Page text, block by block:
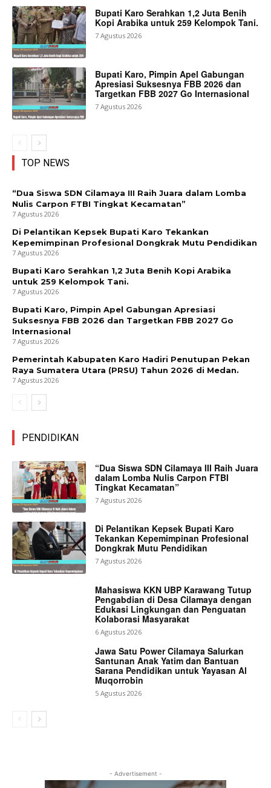
Bupati Karo Serahkan 1,2 Juta Benih
Kopi Arabika untuk 259 Kelompok Tani.
7 Agustus 2026
Bupati Karo, Pimpin Apel Gabungan
Apresiasi Suksesnya FBB 2026 dan
Targetkan FBB 2027 Go Internasional
7 Agustus 2026
TOP NEWS
“Dua Siswa SDN Cilamaya III Raih Juara dalam Lomba
Nulis Carpon FTBI Tingkat Kecamatan”
7 Agustus 2026
Di Pelantikan Kepsek Bupati Karo Tekankan
Kepemimpinan Profesional Dongkrak Mutu Pendidikan
7 Agustus 2026
Bupati Karo Serahkan 1,2 Juta Benih Kopi Arabika
untuk 259 Kelompok Tani.
7 Agustus 2026
Bupati Karo, Pimpin Apel Gabungan Apresiasi
Suksesnya FBB 2026 dan Targetkan FBB 2027 Go
Internasional
7 Agustus 2026
Pemerintah Kabupaten Karo Hadiri Penutupan Pekan
Raya Sumatera Utara (PRSU) Tahun 2026 di Medan.
7 Agustus 2026
PENDIDIKAN
“Dua Siswa SDN Cilamaya III Raih Juara
dalam Lomba Nulis Carpon FTBI
Tingkat Kecamatan”
7 Agustus 2026
Di Pelantikan Kepsek Bupati Karo
Tekankan Kepemimpinan Profesional
Dongkrak Mutu Pendidikan
7 Agustus 2026
Mahasiswa KKN UBP Karawang Tutup
Pengabdian di Desa Cilamaya dengan
Edukasi Lingkungan dan Penguatan
Kolaborasi Masyarakat
6 Agustus 2026
Jawa Satu Power Cilamaya Salurkan
Santunan Anak Yatim dan Bantuan
Sarana Pendidikan untuk Yayasan Al
Muqorrobin
5 Agustus 2026
- Advertisement -